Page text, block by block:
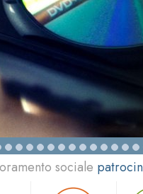
sociale